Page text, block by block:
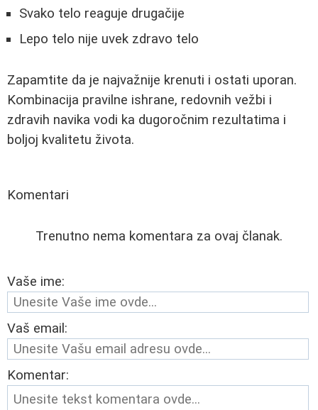
Svako telo reaguje drugačije
Lepo telo nije uvek zdravo telo
Zapamtite da je najvažnije krenuti i ostati uporan.
Kombinacija pravilne ishrane, redovnih vežbi i
zdravih navika vodi ka dugoročnim rezultatima i
boljoj kvalitetu života.
Komentari
Trenutno nema komentara za ovaj članak.
Vaše ime:
Vaš email:
Komentar: